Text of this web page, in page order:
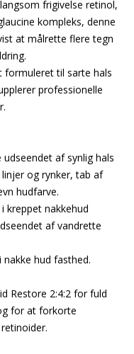
frigivelse retinol,
kompleks, denne
at målrette flere tegn
formuleret til sarte hals
professionelle
af synlig hals
og rynker, tab af
hudfarve.
kreppet nakkehud
af vandrette
hud fasthed.
Restore 2:4:2 for fuld
for at forkorte